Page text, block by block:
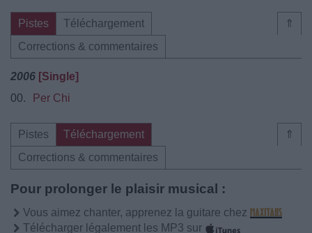
⇑
Pistes
Téléchargement
Corrections & commentaires
2006 [Single]
00.
Per Chi
⇑
Pistes
Téléchargement
Corrections & commentaires
Pour prolonger le plaisir musical :
Vous aimez chanter, apprenez la guitare chez
Télécharger légalement les MP3 sur